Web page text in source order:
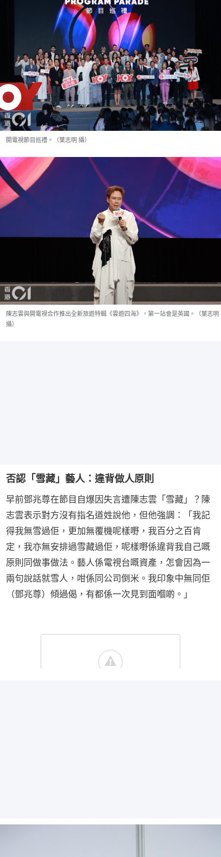
開電視節目巡禮。（葉志明 攝）
陳志雲與開電視合作推出全新旅遊特輯《雲遊四海》，第一站會是英國。（葉志明
攝）
否認「雪藏」藝人：違背做人原則
早前鄧兆尊在節目自爆因失言遭陳志雲「雪藏」？陳
志雲表示對方沒有指名道姓說他，但他強調：「我記
得我無雪過佢，更加無覆機呢樣嘢，我百分之百肯
定，我亦無安排過雪藏過佢，呢樣嘢係違背我自己嘅
原則同做事做法。藝人係電視台嘅資產，怎會因為一
兩句說話就雪人，咁係同公司倒米。我印象中無同佢
（鄧兆尊）傾過偈，有都係一次見到面嗰啲。」